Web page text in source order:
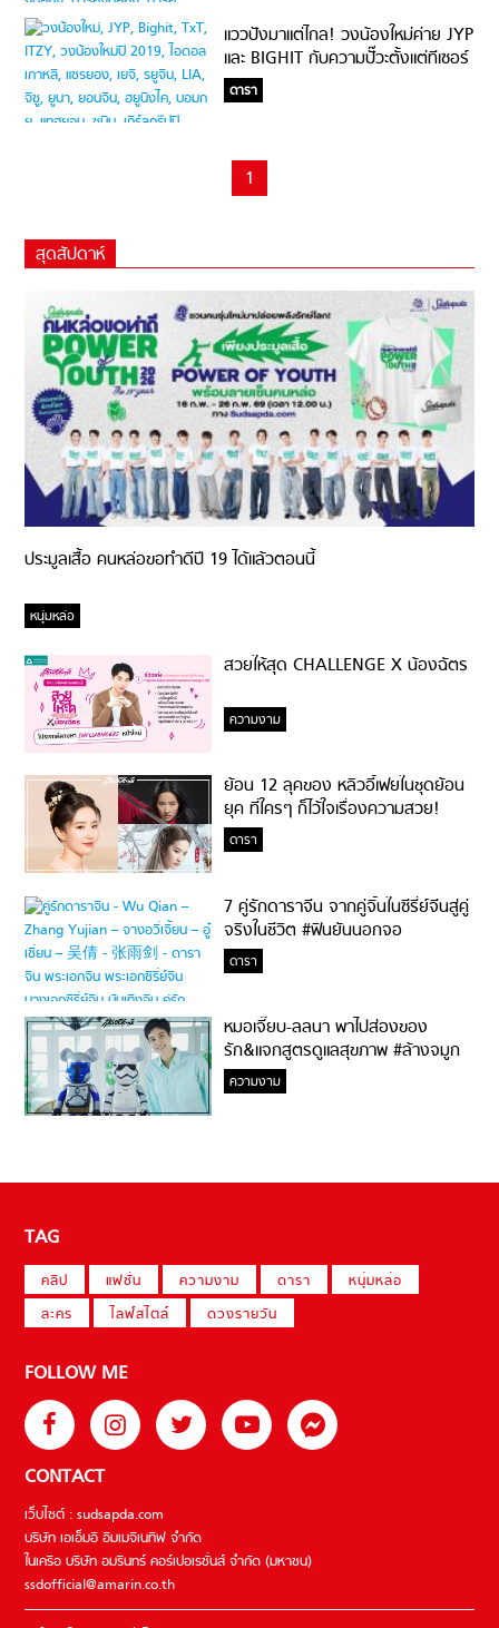
แววปังมาแต่ไกล! วงน้องใหม่ค่าย JYP
และ BIGHIT กับความปั๊วะตั้งแต่ทีเซอร์
โกยแฟนเข้าด้อมเพียบ
ดารา
1
สุดสัปดาห์
ประมูลเสื้อ คนหล่อขอทำดีปี 19 ได้แล้วตอนนี้
หนุ่มหล่อ
สวยให้สุด CHALLENGE X น้องฉัตร
ความงาม
ย้อน 12 ลุคของ หลิวอี้เฟยในชุดย้อน
ยุค ที่ใครๆ ก็ไว้ใจเรื่องความสวย!
ดารา
7 คู่รักดาราจีน จากคู่จิ้นในซีรี่ย์จีนสู่คู่
จริงในชีวิต #ฟินยันนอกจอ
ดารา
หมอเจี๊ยบ-ลลนา พาไปส่องของ
รัก&แจกสูตรดูแลสุขภาพ #ล้างจมูก
ไม่ยากจะสอนให้
ความงาม
TAG
คลิป แฟชั่น ความงาม ดารา
หนุ่มหล่อ
ละคร
ไลฟ์สไตล์ ดวงรายวัน
FOLLOW ME
CONTACT
เว็บไซต์ : sudsapda.com
บริษัท เอเอ็มอี อิมเมจิเนทีฟ จำกัด
ในเครือ บริษัท อมรินทร์ คอร์เปอเรชั่นส์ จำกัด (มหาชน)
ssdofficial@amarin.co.th